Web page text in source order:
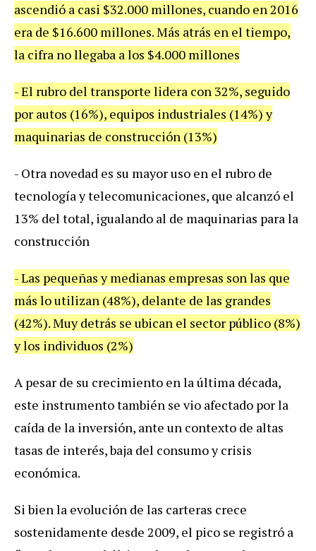
ascendió a casi $32.000 millones, cuando en2016
era de $16.600 millones.Más atrás en el tiempo,
la cifra nollegaba alos $4.000 millones
-El rubro del transporte lidera con 32%, seguido
por autos (16%), equipos industriales (14%)y
maquinarias de construcción (13%)
- Otra novedad es su mayoruso en el rubro de
tecnologíaytelecomunicaciones, que alcanzó el
13% del total, igualando al de maquinarias parala
construcción
-Las pequeñas y medianas empresas sonlas que
más loutilizan (48%), delante de las grandes
(42%).Muy detrás se ubican el sector público (8%)
ylos individuos (2%)
A pesar de su crecimiento enlaúltima década,
este instrumentotambién se vio afectado porla
caída de la inversión, ante un contexto de altas
tasas de interés,baja del consumoy crisis
económica.
Si bienla evolución de las carteras crece
sostenidamente desde 2009, el pico se registró a